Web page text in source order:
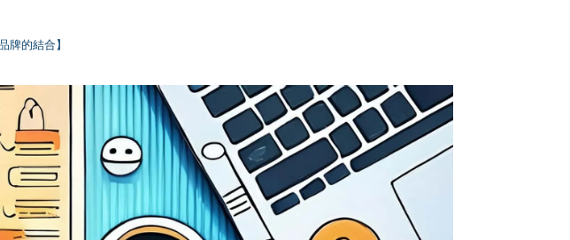
牌的結合】